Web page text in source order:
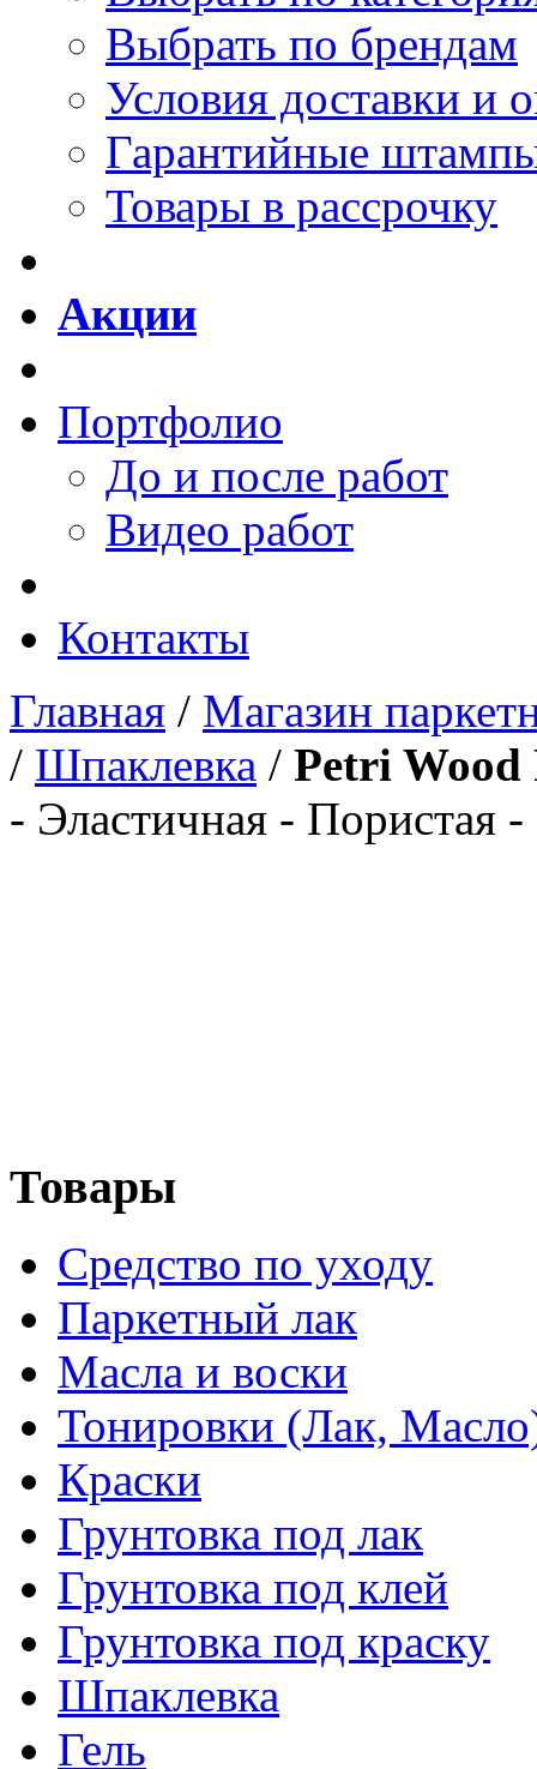
Выбрать по брендам
Условия доставки и
Гарантийные
Товары в рассрочку
Акции
Портфолио
До и после работ
Видео работ
Контакты
Главная / Магазин
/ Шпаклевка / Petri
- Эластичная - Пористая -
Товары
Средство по уходу
Паркетный лак
Масла и воски
Тонировки (Лак,
Краски
Грунтовка под лак
Грунтовка под клей
Грунтовка под краску
Шпаклевка
Гель